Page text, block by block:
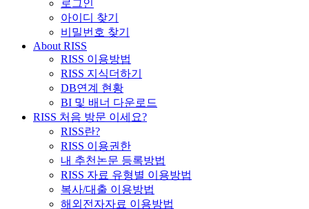
로그인
아이디 찾기
비밀번호 찾기
About RISS
RISS 이용방법
RISS 지식더하기
DB연계 현황
BI 및 배너 다운로드
RISS 처음 방문 이세요?
RISS란?
RISS 이용권한
내 추천논문 등록방법
RISS 자료 유형별 이용방법
복사/대출 이용방법
해외전자자료 이용방법